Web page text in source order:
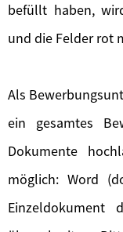
befüllt haben,
und die Felder rot
Als
ein gesamtes
Dokumente
möglich: Word